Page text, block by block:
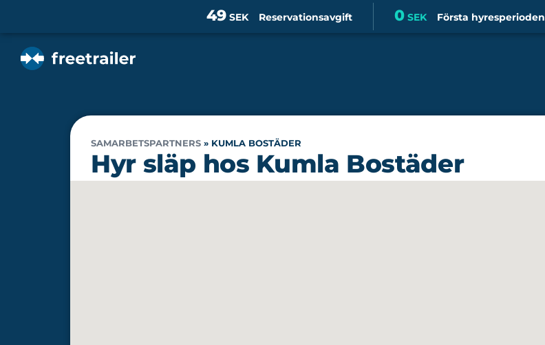
Reservationsavgift
49 SEK Första hyresperioden
0 SEK
SAMARBETSPARTNERS » KUMLA BOSTÄDER
Hyr släp hos Kumla Bostäder